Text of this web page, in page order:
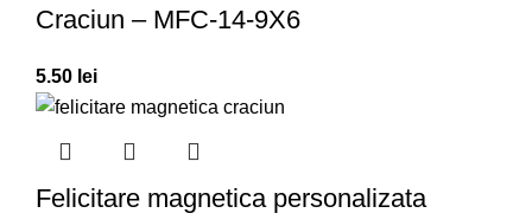
Craciun – MFC-14-9X6
5.50 lei
Felicitare magnetica personalizata